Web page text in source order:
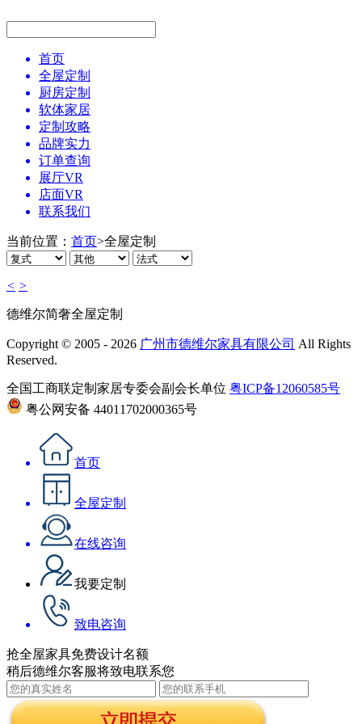
首页
全屋定制
厨房定制
软体家居
定制攻略
品牌实力
订单查询
展厅VR
店面VR
联系我们
当前位置： 首页>全屋定制
< >
德维尔简奢全屋定制
Copyright © 2005 - 2026 广州市德维尔家具有限公司 All Rights
Reserved.
全国工商联定制家居专委会副会长单位 粤ICP备12060585号
粤公网安备 44011702000365号
首页
全屋定制
在线咨询
我要定制
致电咨询
抢全屋家具免费设计名额
稍后德维尔客服将致电联系您